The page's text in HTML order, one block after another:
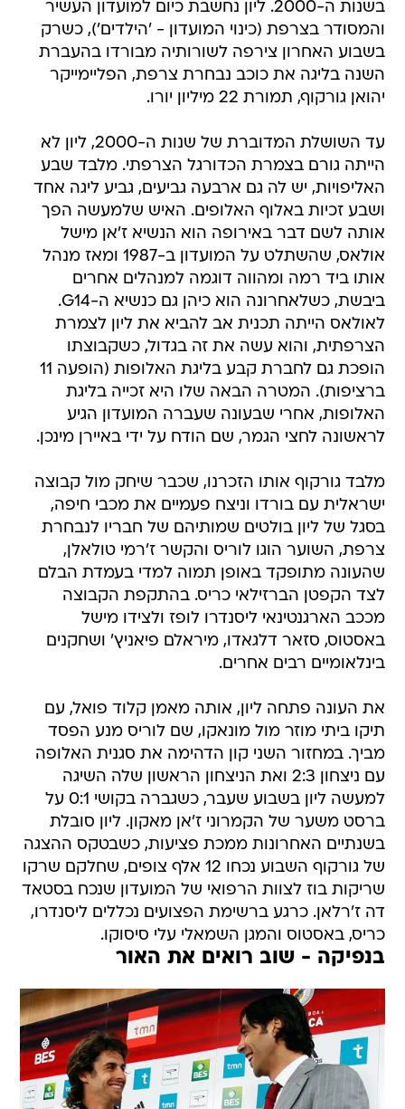
בשנות ה-2000. ליון נחשבת כיום למועדון העשיר
והמסודר בצרפת (כינוי המועדון - 'הילדים'), כשרק
בשבוע האחרון צירפה לשורותיה מבורדו בהעברת
השנה בליגה את כוכב נבחרת צרפת, הפליימייקר
יהואן גורקוף, תמורת 22 מיליון יורו.
עד השושלת המדוברת של שנות ה-2000, ליון לא
הייתה גורם בצמרת הכדורגל הצרפתי. מלבד שבע
האליפויות, יש לה גם ארבעה גביעים, גביע ליגה אחד
ושבע זכיות באלוף האלופים. האיש שלמעשה הפך
אותה לשם דבר באירופה הוא הנשיא ז'אן מישל
אולאס, שהשתלט על המועדון ב-1987 ומאז מנהל
אותו ביד רמה ומהווה דוגמה למנהלים אחרים
ביבשת, כשלאחרונה הוא כיהן גם כנשיא ה-G14.
לאולאס הייתה תכנית אב להביא את ליון לצמרת
הצרפתית, והוא עשה את זה בגדול, כשקבוצתו
הופכת גם לחברת קבע בליגת האלופות (הופעה 11
ברציפות). המטרה הבאה שלו היא זכייה בליגת
האלופות, אחרי שבעונה שעברה המועדון הגיע
לראשונה לחצי הגמר, שם הודח על ידי באיירן מינכן.
מלבד גורקוף אותו הזכרנו, שכבר שיחק מול קבוצה
ישראלית עם בורדו וניצח פעמיים את מכבי חיפה,
בסגל של ליון בולטים שמותיהם של חבריו לנבחרת
צרפת, השוער הוגו לוריס והקשר ז'רמי טולאלן,
שהעונה מתופקד באופן תמוה למדי בעמדת הבלם
לצד הקפטן הברזילאי כריס. בהתקפת הקבוצה
מככב הארגנטינאי ליסנדרו לופז ולצידו מישל
באסטוס, סזאר דלגאדו, מיראלם פיאניץ' ושחקנים
בינלאומיים רבים אחרים.
את העונה פתחה ליון, אותה מאמן קלוד פואל, עם
תיקו ביתי מוזר מול מונאקו, שם לוריס מנע הפסד
מביך. במחזור השני קון הדהימה את סגנית האלופה
עם ניצחון 2:3 ואת הניצחון הראשון שלה השיגה
למעשה ליון בשבוע שעבר, כשגברה בקושי 0:1 על
ברסט משער של הקמרוני ז'אן מאקון. ליון סובלת
בשנתיים האחרונות ממכת פציעות, כשבטקס ההצגה
של גורקוף השבוע נכחו 12 אלף צופים, שחלקם שרקו
שריקות בוז לצוות הרפואי של המועדון שנכח בסטאד
דה ז'רלאן. כרגע ברשימת הפצועים נכללים ליסנדרו,
כריס, באסטוס והמגן השמאלי עלי סיסוקו.
בנפיקה - שוב רואים את האור